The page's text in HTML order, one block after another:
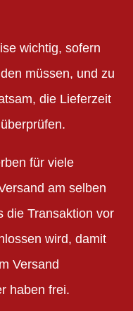
wichtig, sofern
müssen, und zu
die Lieferzeit
für viele
am selben
die Transaktion vor
wird, damit
Versand
haben frei.